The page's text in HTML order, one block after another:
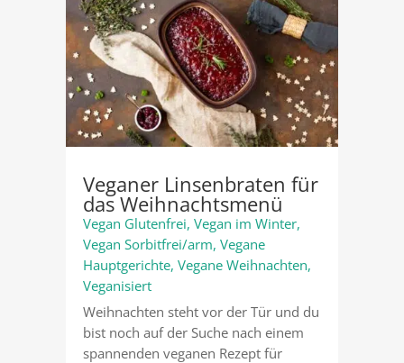
Veganer Linsenbraten für
das Weihnachtsmenü
Vegan Glutenfrei, Vegan im Winter,
Vegan Sorbitfrei/arm, Vegane
Hauptgerichte, Vegane Weihnachten,
Veganisiert
Weihnachten steht vor der Tür und du
bist noch auf der Suche nach einem
spannenden veganen Rezept für